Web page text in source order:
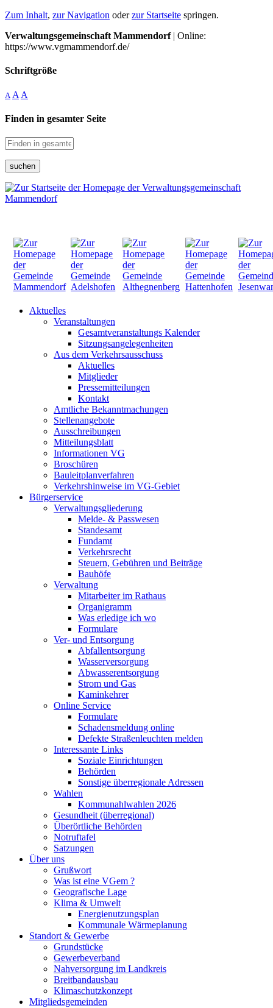
Zum Inhalt, zur Navigation oderzur Startseite springen.
Verwaltungsgemeinschaft Mammendorf| Online:
https://www.vgmammendorf.de/
Schriftgröße
A A A
Finden in gesamter Seite
suchen
Aktuelles
Veranstaltungen
Gesamtveranstaltungs Kalender
Sitzungsangelegenheiten
Aus dem Verkehrsausschuss
Aktuelles
Mitglieder
Pressemitteilungen
Kontakt
Amtliche Bekanntmachungen
Stellenangebote
Ausschreibungen
Mitteilungsblatt
Informationen VG
Broschüren
Bauleitplanverfahren
Verkehrshinweise im VG-Gebiet
Bürgerservice
Verwaltungsgliederung
Melde- & Passwesen
Standesamt
Fundamt
Verkehrsrecht
Steuern, Gebühren und Beiträge
Bauhöfe
Verwaltung
Mitarbeiter im Rathaus
Organigramm
Was erledige ich wo
Formulare
Ver- und Entsorgung
Abfallentsorgung
Wasserversorgung
Abwasserentsorgung
Strom und Gas
Kaminkehrer
Online Service
Formulare
Schadensmeldung online
Defekte Straßenleuchten melden
Interessante Links
Soziale Einrichtungen
Behörden
Sonstige überregionale Adressen
Wahlen
Kommunahlwahlen 2026
Gesundheit (überregional)
Überörtliche Behörden
Notruftafel
Satzungen
Über uns
Grußwort
Was ist eine VGem ?
Geografische Lage
Klima & Umwelt
Energienutzungsplan
Kommunale Wärmeplanung
Standort & Gewerbe
Grundstücke
Gewerbeverband
Nahversorgung im Landkreis
Breitbandausbau
Klimaschutzkonzept
Mitgliedsgemeinden